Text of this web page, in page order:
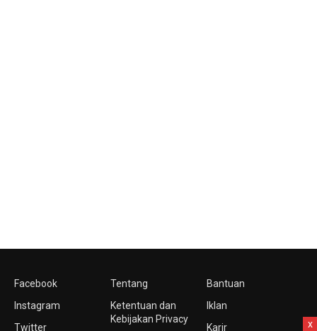
Facebook
Instagram
Twitter
Tentang
Ketentuan dan
Kebijakan Privacy
Bantuan
Iklan
Karir
x